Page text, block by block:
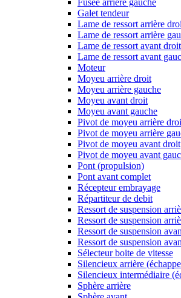
Fusee arrière gauche
Galet tendeur
Lame de ressort arrière
Lame de ressort arrière
Lame de ressort avant droit
Lame de ressort avant
Moteur
Moyeu arrière droit
Moyeu arrière gauche
Moyeu avant droit
Moyeu avant gauche
Pivot de moyeu arrière
Pivot de moyeu arrière
Pivot de moyeu avant droit
Pivot de moyeu avant
Pont (propulsion)
Pont avant complet
Récepteur embrayage
Répartiteur de debit
Ressort de suspension
Ressort de suspension
Ressort de suspension
Ressort de suspension
Sélecteur boite de vitesse
Silencieux arrière
Silencieux intermédiaire
Sphère arrière